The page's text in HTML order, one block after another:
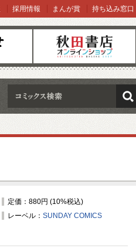
オンラインショップ
採用情報 まんが賞 持ち込み窓口
検索
定価：880円 (10%税込)
レーベル： SUNDAY COMICS